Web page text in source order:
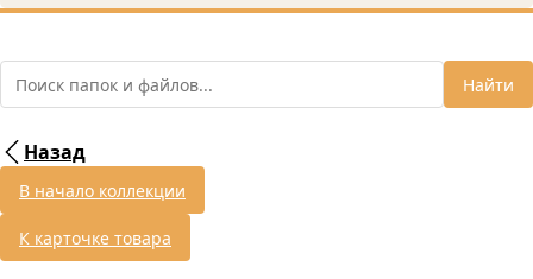
Найти
Назад
В начало коллекции
К карточке товара